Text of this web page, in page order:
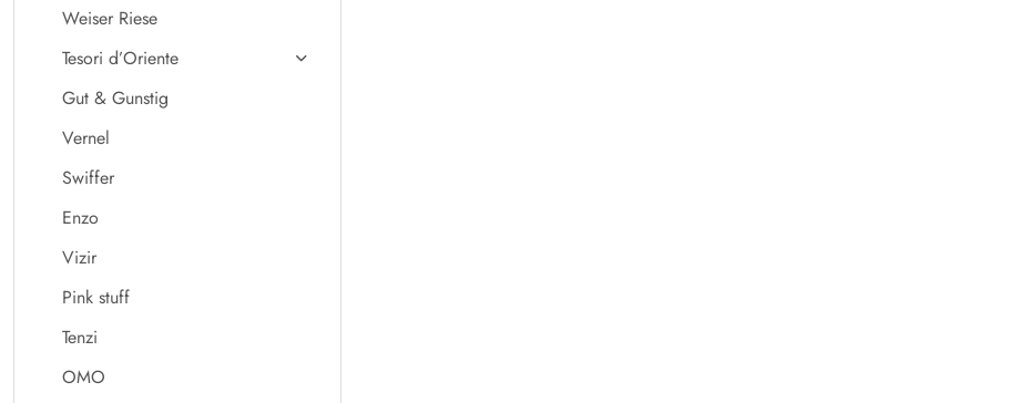
Weiser Riese
Tesori d’Oriente
Gut & Gunstig
Vernel
Swiffer
Enzo
Vizir
Pink stuff
Tenzi
OMO